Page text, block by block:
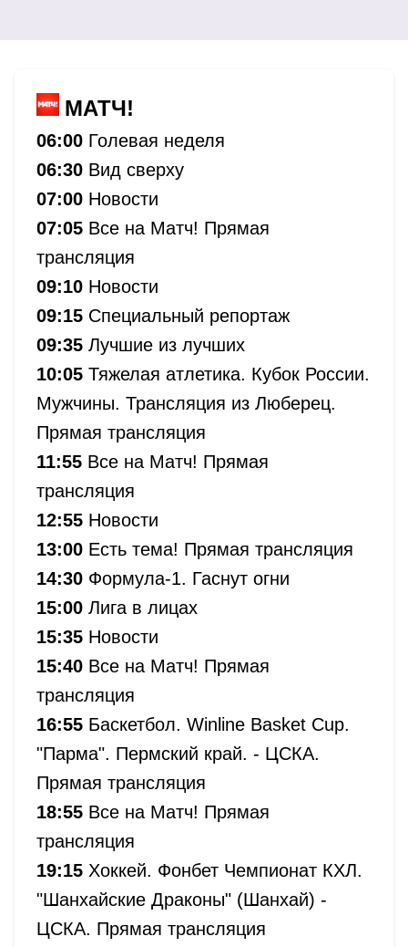
МАТЧ!
06:00 Голевая неделя
06:30 Вид сверху
07:00 Новости
07:05 Все на Матч! Прямая
трансляция
09:10 Новости
09:15 Специальный репортаж
09:35 Лучшие из лучших
10:05 Тяжелая атлетика. Кубок России.
Мужчины. Трансляция из Люберец.
Прямая трансляция
11:55 Все на Матч! Прямая
трансляция
12:55 Новости
13:00 Есть тема! Прямая трансляция
14:30 Формула-1. Гаснут огни
15:00 Лига в лицах
15:35 Новости
15:40 Все на Матч! Прямая
трансляция
16:55 Баскетбол. Winline Basket Cup.
"Парма". Пермский край. - ЦСКА.
Прямая трансляция
18:55 Все на Матч! Прямая
трансляция
19:15 Хоккей. Фонбет Чемпионат КХЛ.
"Шанхайские Драконы" (Шанхай) -
ЦСКА. Прямая трансляция